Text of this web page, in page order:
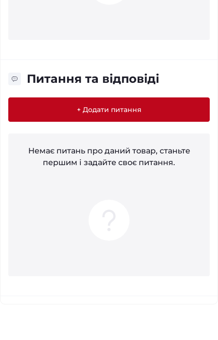
Питання та відповіді
+ Додати питання
Немає питань про даний товар, станьте
першим і задайте своє питання.